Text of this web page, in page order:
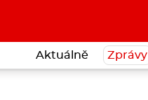
Aktuálně Zprávy